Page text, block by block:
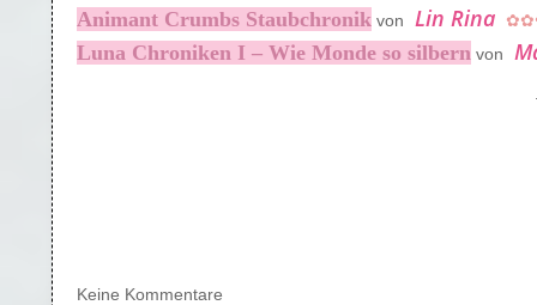
Animant Crumbs Staubchronik von Lin Rina
Luna Chroniken I – Wie Monde so silbern von
Keine Kommentare